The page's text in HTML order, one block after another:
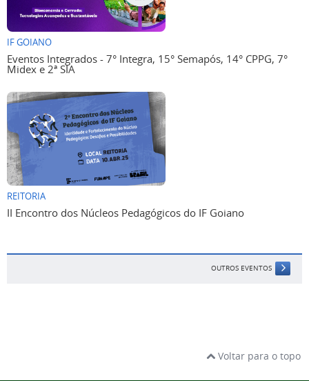
IF GOIANO
Eventos Integrados - 7° Integra, 15° Semapós, 14° CPPG, 7°
Midex e 2ª SIA
REITORIA
II Encontro dos Núcleos Pedagógicos do IF Goiano
OUTROS EVENTOS
Voltar para o topo